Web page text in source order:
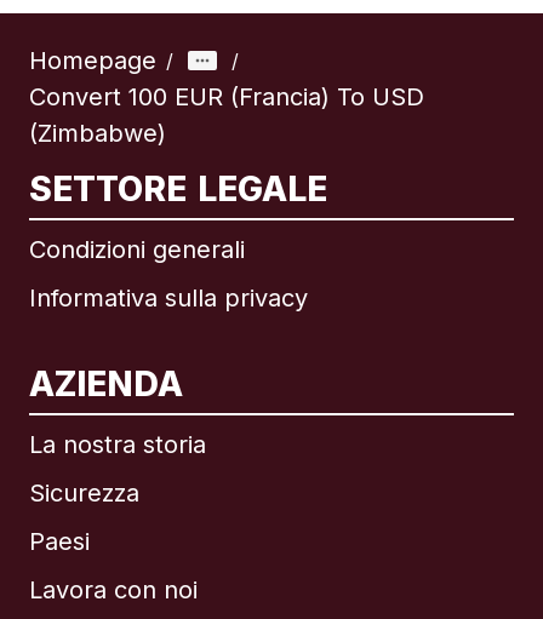
Homepage / /
Convert 100 EUR (Francia) To USD
(Zimbabwe)
SETTORE LEGALE
Condizioni generali
Informativa sulla privacy
AZIENDA
La nostra storia
Sicurezza
Paesi
Lavora con noi